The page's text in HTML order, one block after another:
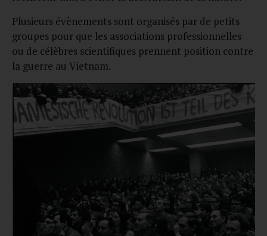
Plusieurs évènements sont organisés par de petits
groupes pour que les associations professionnelles
ou de célèbres scientifiques prennent position contre
la guerre au Vietnam.